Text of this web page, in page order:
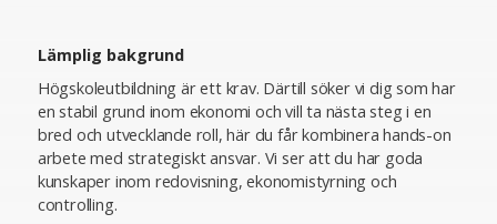
Lämplig bakgrund
Högskoleutbildning är ett krav. Därtill söker vi dig som har
en stabil grund inom ekonomi och vill ta nästa steg i en
bred och utvecklande roll, här du får kombinera hands-on
arbete med strategiskt ansvar. Vi ser att du har goda
kunskaper inom redovisning, ekonomistyrning och
controlling.